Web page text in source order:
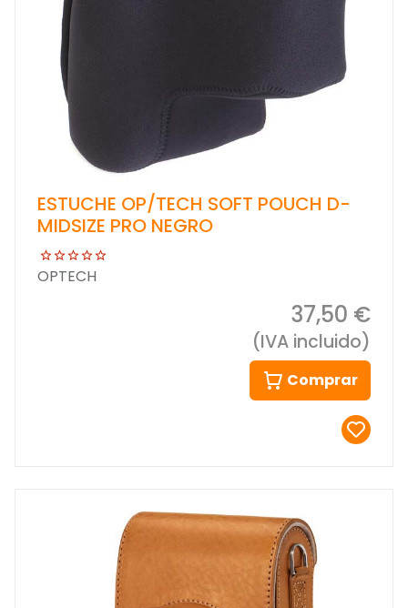
ESTUCHE OP/TECH SOFT POUCH D-
MIDSIZE PRO NEGRO
OPTECH
37,50 €
(IVA incluido)
Comprar